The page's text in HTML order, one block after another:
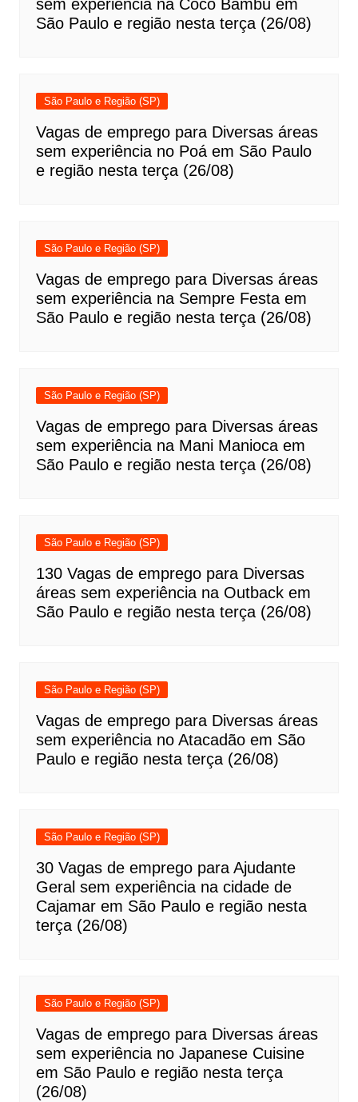
sem experiência na Coco Bambu em
São Paulo e região nesta terça (26/08)
São Paulo e Região (SP)
Vagas de emprego para Diversas áreas
sem experiência no Poá em São Paulo
e região nesta terça (26/08)
São Paulo e Região (SP)
Vagas de emprego para Diversas áreas
sem experiência na Sempre Festa em
São Paulo e região nesta terça (26/08)
São Paulo e Região (SP)
Vagas de emprego para Diversas áreas
sem experiência na Mani Manioca em
São Paulo e região nesta terça (26/08)
São Paulo e Região (SP)
130 Vagas de emprego para Diversas
áreas sem experiência na Outback em
São Paulo e região nesta terça (26/08)
São Paulo e Região (SP)
Vagas de emprego para Diversas áreas
sem experiência no Atacadão em São
Paulo e região nesta terça (26/08)
São Paulo e Região (SP)
30 Vagas de emprego para Ajudante
Geral sem experiência na cidade de
Cajamar em São Paulo e região nesta
terça (26/08)
São Paulo e Região (SP)
Vagas de emprego para Diversas áreas
sem experiência no Japanese Cuisine
em São Paulo e região nesta terça
(26/08)